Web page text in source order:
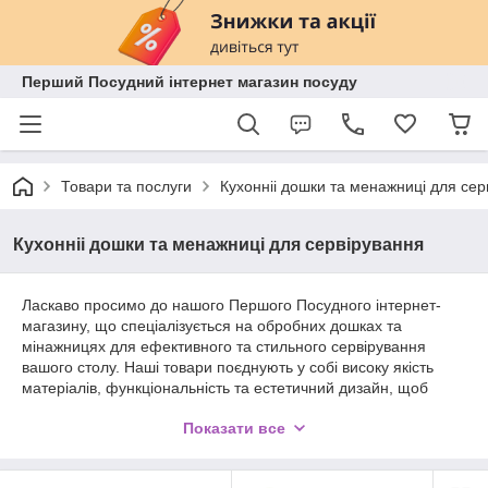
Перший Посудний інтернет магазин посуду
Товари та послуги Кухонніі дошки та менажниці для
Кухонніі дошки та менажниці для сервірування
Ласкаво просимо до нашого Першого Посудного інтернет-
магазину, що спеціалізується на обробних дошках та
мінажницях для ефективного та стильного сервірування
вашого столу. Наші товари поєднують у собі високу якість
матеріалів, функціональність та естетичний дизайн, щоб
1. Різноманітність матеріалів:
Показати все